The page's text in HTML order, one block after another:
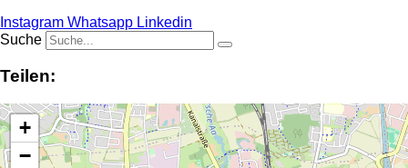
Instagram Whatsapp Linkedin
Suche
Teilen:
+
−